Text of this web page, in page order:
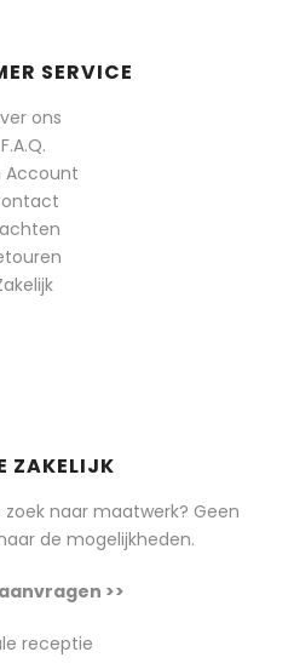
SERVICE
ons
F.A.Q.
Account
ZAKELIJK
naar maatwerk? Geen
de mogelijkheden.
>>
receptie